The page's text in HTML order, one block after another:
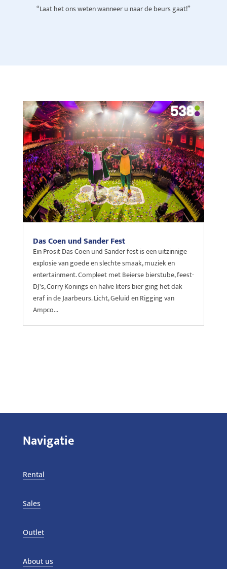
“Laat het ons weten wanneer u naar de beurs gaat!”
Das Coen und Sander Fest
Ein Prosit Das Coen und Sander fest is een uitzinnige
explosie van goede en slechte smaak, muziek en
entertainment. Compleet met Beierse bierstube, feest-
DJ's, Corry Konings en halve liters bier ging het dak
eraf in de Jaarbeurs. Licht, Geluid en Rigging van
Ampco...
Navigatie
Rental
Sales
Outlet
About us